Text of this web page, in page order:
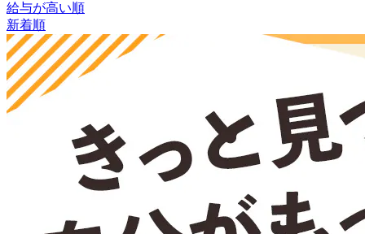
給与が高い順
新着順